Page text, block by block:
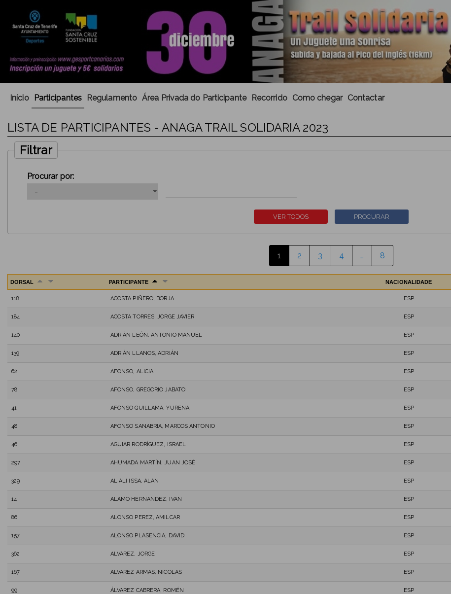
Início Participantes Regulamento Área Privada do Participante Recorrido Como chegar Contactar
LISTA DE PARTICIPANTES - ANAGA TRAIL SOLIDARIA 2023
Filtrar
Procurar por:
1 2 3 4 … 8
DORSAL PARTICIPANTE NACIONALIDADE
118 ACOSTA PIÑERO, BORJA ESP
184 ACOSTA TORRES, JORGE JAVIER ESP
140 ADRIÁN LEÓN, ANTONIO MANUEL ESP
139 ADRIÁN LLANOS, ADRIÁN ESP
62 AFONSO, ALICIA ESP
78 AFONSO, GREGORIO JABATO ESP
41 AFONSO GUILLAMA, YURENA ESP
48 AFONSO SANABRIA, MARCOS ANTONIO ESP
46 AGUIAR RODRÍGUEZ, ISRAEL ESP
297 AHUMADA MARTÍN, JUAN JOSÉ ESP
329 AL ALI ISSA, ALAN ESP
14 ALAMO HERNANDEZ, IVAN ESP
86 ALONSO PEREZ, AMILCAR ESP
157 ALONSO PLASENCIA, DAVID ESP
362 ALVAREZ, JORGE ESP
167 ALVAREZ ARMAS, NICOLAS ESP
99 ÁLVAREZ CABRERA, ROMÉN ESP